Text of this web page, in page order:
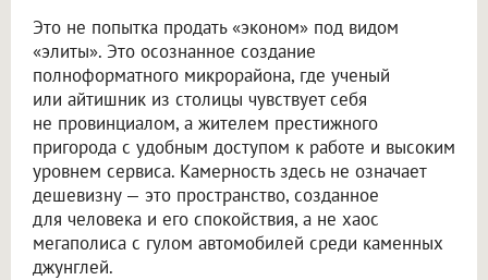
Это не попытка продать «эконом» под видом
«элиты». Это осознанное создание
полноформатного микрорайона, где ученый
или айтишник из столицы чувствует себя
не провинциалом, а жителем престижного
пригорода с удобным доступом к работе и высоким
уровнем сервиса. Камерность здесь не означает
дешевизну — это пространство, созданное
для человека и его спокойствия, а не хаос
мегаполиса с гулом автомобилей среди каменных
джунглей.